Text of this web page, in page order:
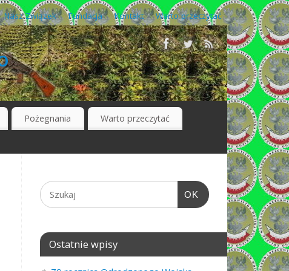
Nasz Związek Fundacja Kontakt Warto przeczytać
Pożegnania Warto przeczytać
OK
Ostatnie wpisy